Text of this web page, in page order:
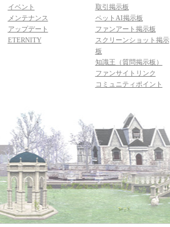
イベント
メンテナンス
アップデート
ETERNITY
取引掲示板
ペットAI掲示板
ファンアート掲示板
スクリーンショット掲示
板
知識王（質問掲示板）
ファンサイトリンク
コミュニティポイント